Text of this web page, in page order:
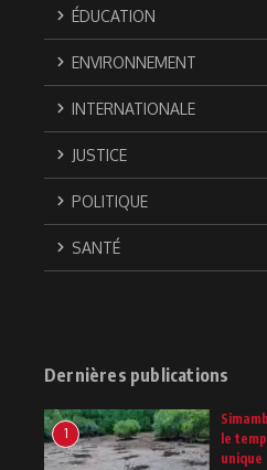
ÉDUCATION
ENVIRONNEMENT
INTERNATIONALE
JUSTICE
POLITIQUE
SANTÉ
Dernières publications
1
le
unique